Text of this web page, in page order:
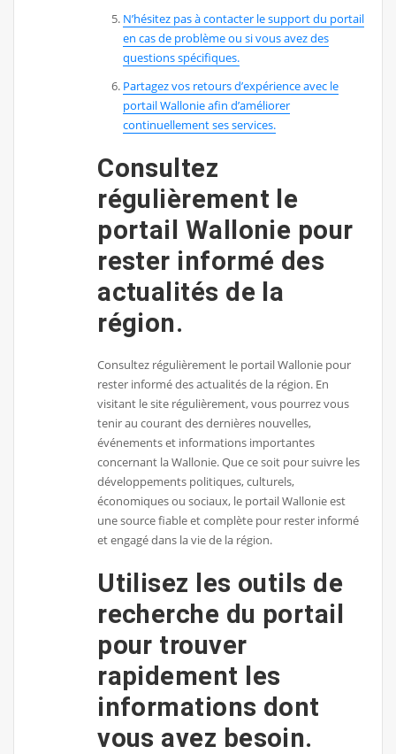
N’hésitez pas à contacter le support du portail
en cas de problème ou si vous avez des
questions spécifiques.
Partagez vos retours d’expérience avec le
portail Wallonie afin d’améliorer
continuellement ses services.
Consultez
régulièrement le
portail Wallonie pour
rester informé des
actualités de la
région.
Consultez régulièrement le portail Wallonie pour
rester informé des actualités de la région. En
visitant le site régulièrement, vous pourrez vous
tenir au courant des dernières nouvelles,
événements et informations importantes
concernant la Wallonie. Que ce soit pour suivre les
développements politiques, culturels,
économiques ou sociaux, le portail Wallonie est
une source fiable et complète pour rester informé
et engagé dans la vie de la région.
Utilisez les outils de
recherche du portail
pour trouver
rapidement les
informations dont
vous avez besoin.